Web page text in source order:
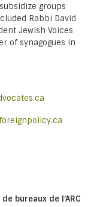
groups
Rabbi David
Jewish Voices
of synagogues in
bureaux de l’ARC